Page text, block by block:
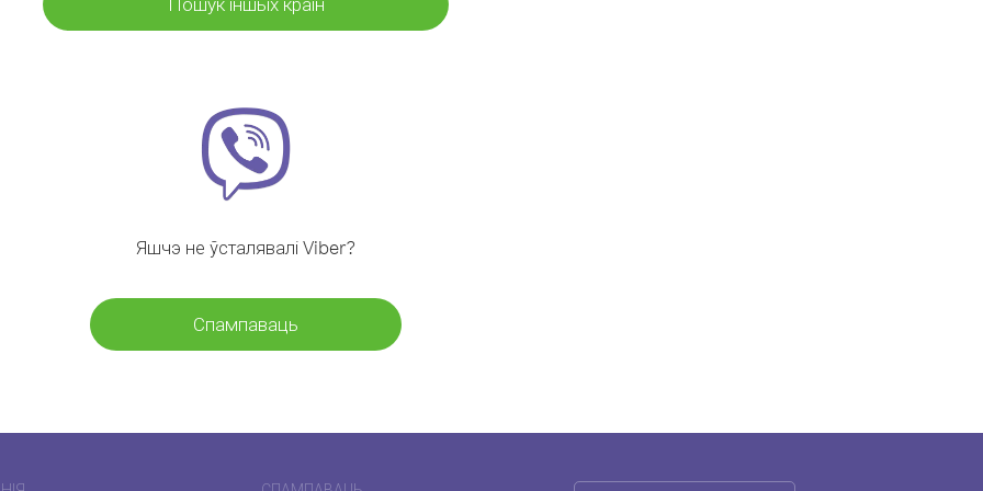
Яшчэ не ўсталявалі Viber?
Спампаваць